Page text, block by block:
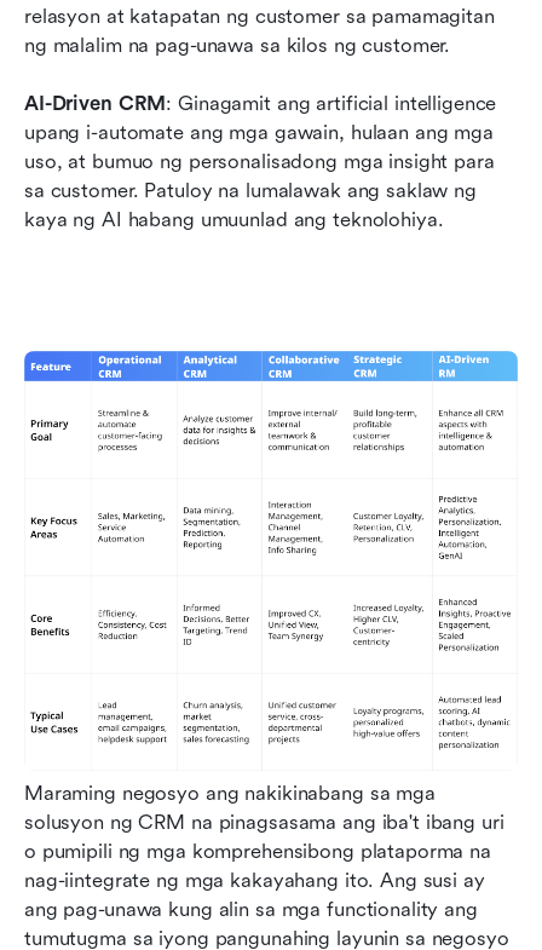
relasyon at katapatan ng customer sa pamamagitan
ng malalim na pag-unawa sa kilos ng customer.
AI-Driven CRM: Ginagamit ang artificial intelligence
upang i-automate ang mga gawain, hulaan ang mga
uso, at bumuo ng personalisadong mga insight para
sa customer. Patuloy na lumalawak ang saklaw ng
kaya ng AI habang umuunlad ang teknolohiya.
Maraming negosyo ang nakikinabang sa mga
solusyon ng CRM na pinagsasama ang iba't ibang uri
o pumipili ng mga komprehensibong plataporma na
nag-iintegrate ng mga kakayahang ito. Ang susi ay
ang pag-unawa kung alin sa mga functionality ang
tumutugma sa iyong pangunahing layunin sa negosyo